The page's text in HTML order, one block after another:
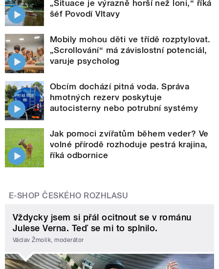
„Situace je výrazně horší než loni,“ říká
šéf Povodí Vltavy
Mobily mohou děti ve třídě rozptylovat.
„Scrollování“ má závislostní potenciál,
varuje psycholog
Obcím dochází pitná voda. Správa
hmotných rezerv poskytuje
autocisterny nebo potrubní systémy
Jak pomoci zvířatům během veder? Ve
volné přírodě rozhoduje pestrá krajina,
říká odbornice
E-SHOP ČESKÉHO ROZHLASU
Vždycky jsem si přál ocitnout se v románu
Julese Verna. Teď se mi to splnilo.
Václav Žmolík, moderátor